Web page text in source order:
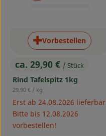
, Preis:
ca. 29,90 € / Stück
Rind Tafelspitz 1kg
, Referenzpreis:
29,90 € / kg
Erst ab 24.08.2026
Bitte bis 12.08.2026
vorbestellen!
Vorbestellen